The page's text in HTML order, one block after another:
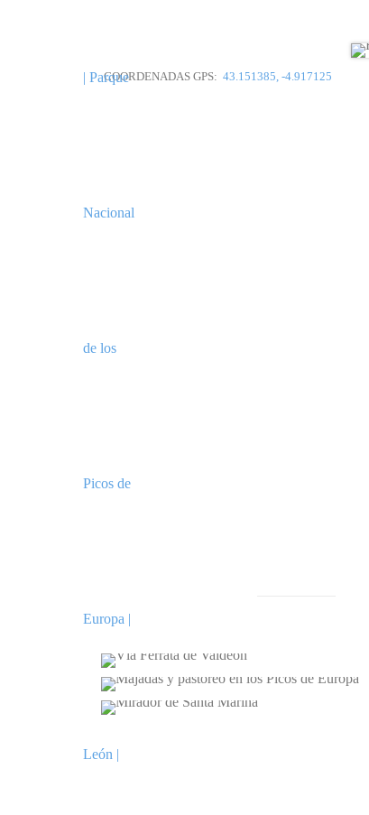
COORDENADAS GPS:43.151385, -4.917125
EUROPA
MIRADOR DE SANTA MARINA